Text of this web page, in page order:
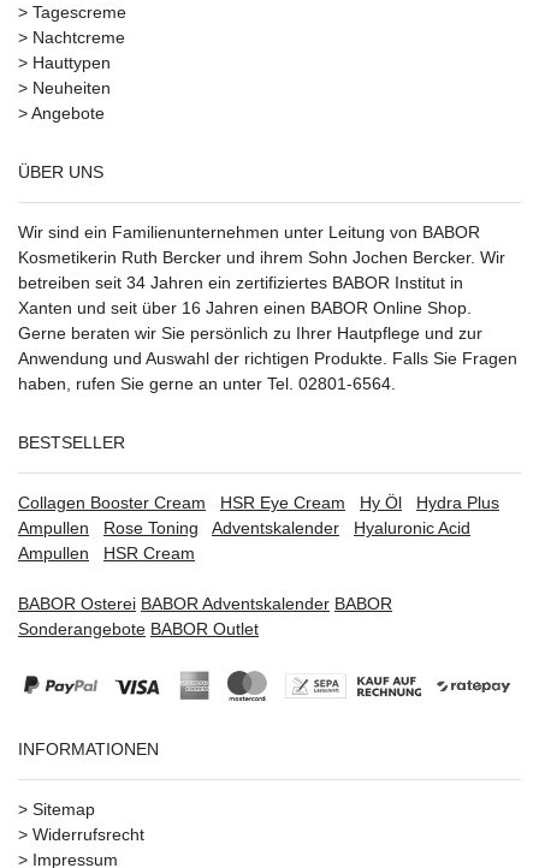
> Tagescreme
> Nachtcreme
> Hauttypen
> Neuheiten
>Angebote
ÜBER UNS
Wir sind ein Familienunternehmen unter Leitung von BABOR
Kosmetikerin Ruth Bercker und ihrem Sohn Jochen Bercker. Wir
betreiben seit 34 Jahren ein zertifiziertes BABOR Institut in
Xanten und seit über 16 Jahren einen BABOR Online Shop.
Gerne beraten wir Sie persönlich zu Ihrer Hautpflege und zur
Anwendung und Auswahl der richtigen Produkte. Falls Sie Fragen
haben, rufen Sie gerne an unter Tel. 02801-6564.
BESTSELLER
Collagen Booster Cream HSR Eye Cream Hy Öl
Hydra Plus
Ampullen
Rose Toning Adventskalender
Hyaluronic Acid
Ampullen
HSR Cream
BABOR Osterei BABOR Adventskalender BABOR
Sonderangebote BABOR Outlet
INFORMATIONEN
> Sitemap
> Widerrufsrecht
> Impressum